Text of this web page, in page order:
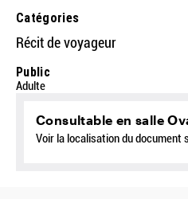
Catégories
Récit de voyageur
Public
Adulte
Consultable en salle
Voir la localisation du document